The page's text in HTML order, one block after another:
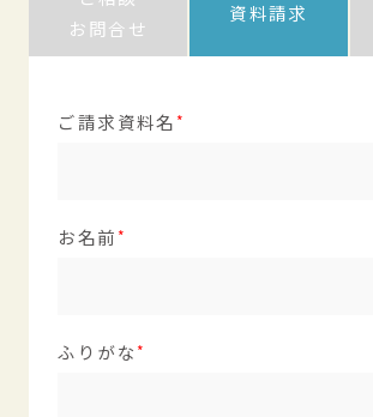
お問合せ
資料請求
ご請求資料名
お名前
ふりがな